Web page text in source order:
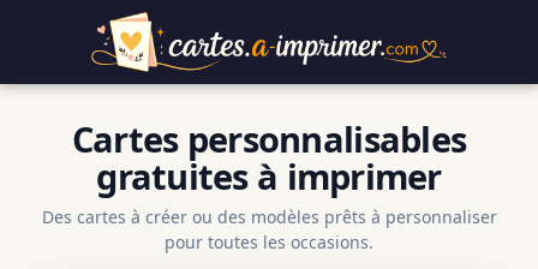
Cartes personnalisables
gratuites à imprimer
Des cartes à créer ou des modèles prêts à personnaliser
pour toutes les occasions.